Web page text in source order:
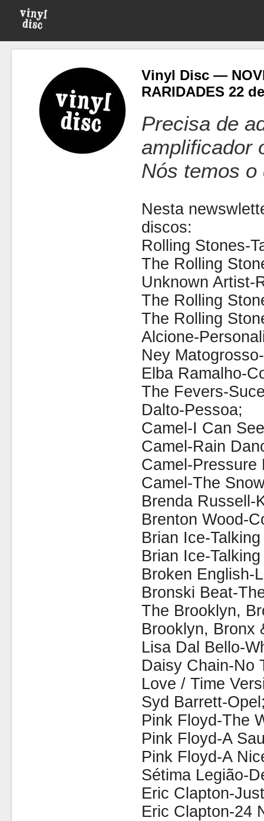
Vinyl Disc —
RARIDADES 22
Precisa de
amplificador
Nós temos o
Nesta
discos:
Rolling Stones-
The Rolling
Unknown Artist-
The Rolling
The Rolling
Alcione-
Ney
Elba Ramalho-
The Fevers-
Dalto-Pessoa;
Camel-I Can
Camel-Rain
Camel-Pressure
Camel-The
Brenda Russell-
Brenton Wood-
Brian Ice-
Brian Ice-
Broken English-
Bronski Beat-
The Brooklyn,
Brooklyn, Bronx
Lisa Dal Bello-
Daisy Chain-No
Love / Time
Syd Barrett-
Pink Floyd-The
Pink Floyd-A
Pink Floyd-A
Sétima Legião-
Eric Clapton-
Eric Clapton-24